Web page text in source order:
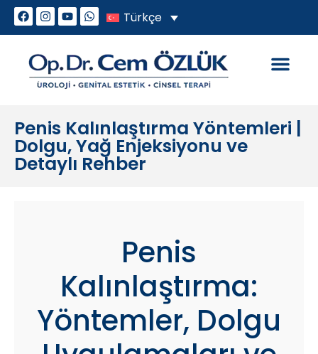
Türkçe
Penis Kalınlaştırma Yöntemleri |
Dolgu, Yağ Enjeksiyonu ve
Detaylı Rehber
Penis
Kalınlaştırma:
Yöntemler, Dolgu